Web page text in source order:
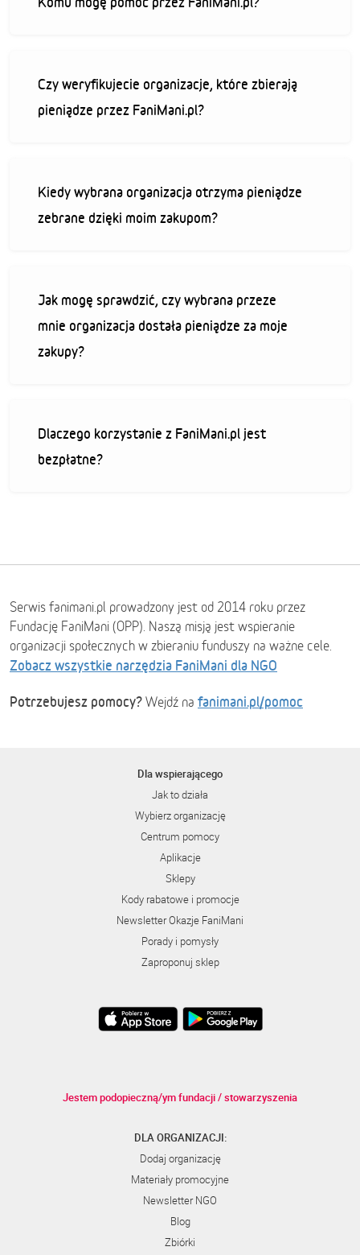
Czy weryfikujecie organizacje, które zbierają
pieniądze przez FaniMani.pl?
Kiedy wybrana organizacja otrzyma pieniądze
zebrane dzięki moim zakupom?
Jak mogę sprawdzić, czy wybrana przeze
mnie organizacja dostała pieniądze za moje
zakupy?
Dlaczego korzystanie z FaniMani.pl jest
bezpłatne?
Serwis fanimani.pl prowadzony jest od 2014 roku przez
Fundację FaniMani (OPP). Naszą misją jest wspieranie
organizacji społecznych w zbieraniu funduszy na ważne cele.
Zobacz wszystkie narzędzia FaniMani dla NGO
Potrzebujesz pomocy? Wejdź na fanimani.pl/pomoc
Dla wspierającego
Jak to działa
Wybierz organizację
Centrum pomocy
Aplikacje
Sklepy
Kody rabatowe i promocje
Newsletter Okazje FaniMani
Porady i pomysły
Zaproponuj sklep
Jestem podopieczną/ym fundacji / stowarzyszenia
DLA ORGANIZACJI:
Dodaj organizację
Materiały promocyjne
Newsletter NGO
Blog
Zbiórki